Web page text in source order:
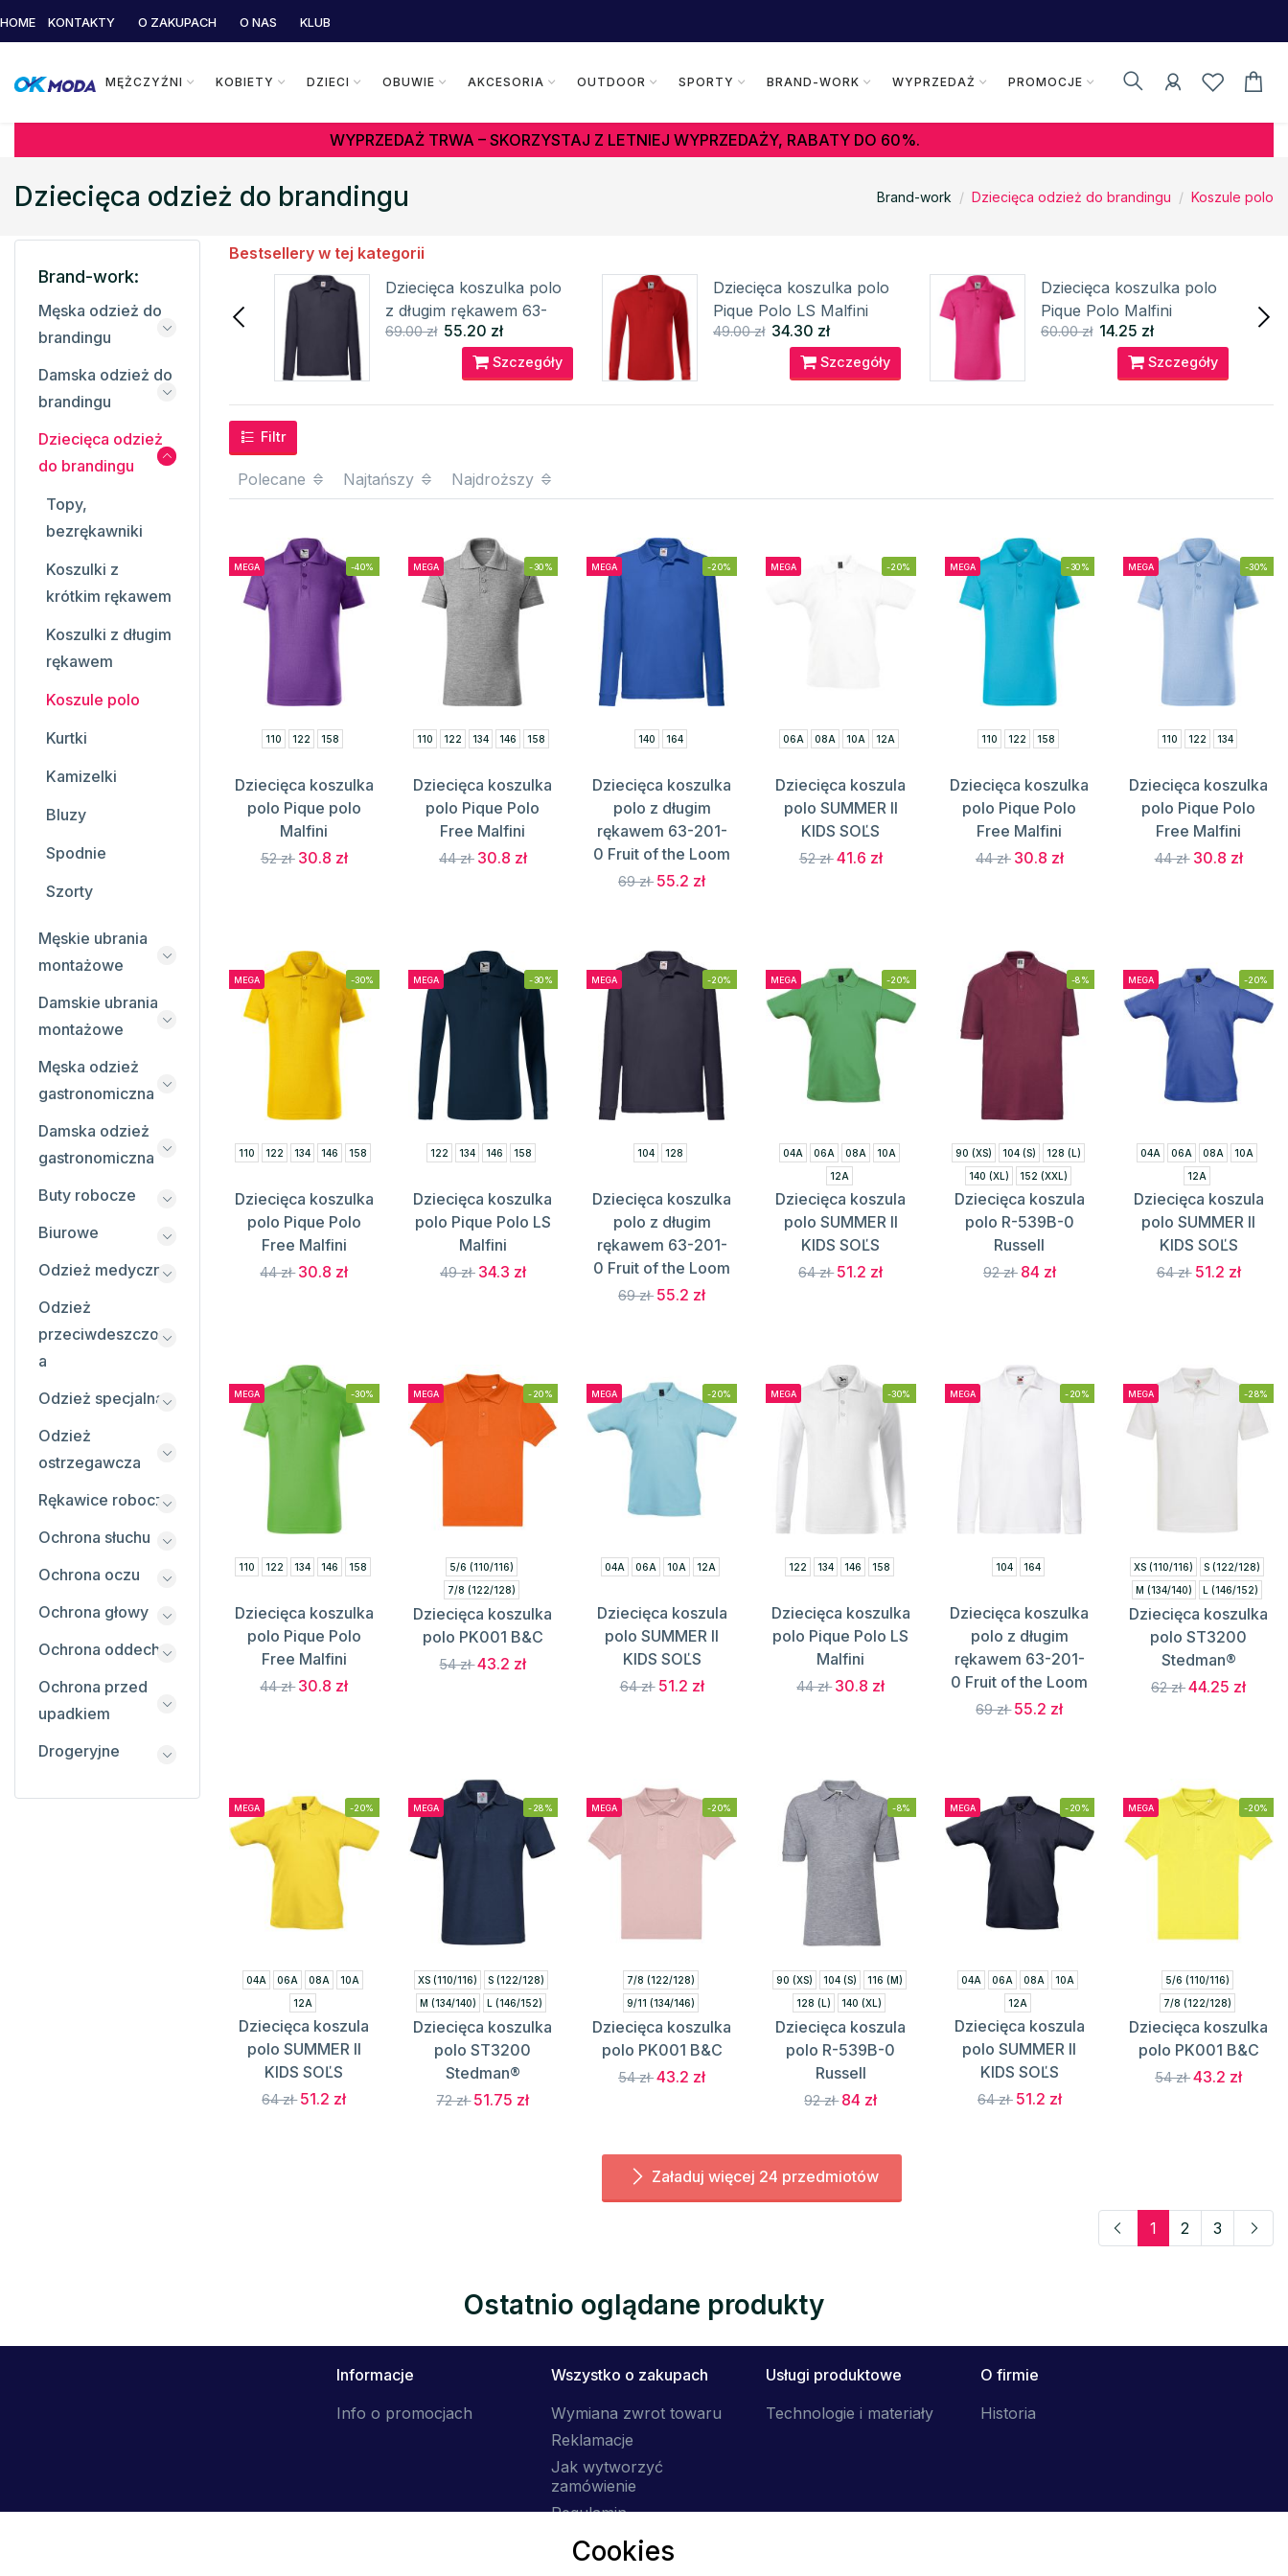
HOME KONTAKTY O ZAKUPACH O NAS KLUB
MĘŻCZYŹNI KOBIETY DZIECI OBUWIE AKCESORIA OUTDOOR SPORTY BRAND-WORK WYPRZEDAŻ PROMOCJE
WYPRZEDAŻ TRWA – SKORZYSTAJ Z LETNIEJ WYPRZEDAŻY, RABATY DO 60%.
Dziecięca odzież do brandingu Brand-work Dziecięca odzież do brandingu Koszule polo
Bestsellery w tej kategorii
Dziecięca koszula polo
JN070K
James&Nicholson
92.00 zł 71.20 zł
Dziecięca koszulka polo
z długim rękawem 63-
201-0 Fruit of the Loom
69.00 zł 55.20 zł
Szczegóły
Dziecięca koszulka polo
Pique Polo LS Malfini
49.00 zł 34.30 zł
Szczegóły
Dziecięca koszulka polo
Pique Polo Malfini
60.00 zł 14.25 zł
Szczegóły
Filtr
Polecane Najtańszy Najdroższy
MEGA -40%
110 122 158
Dziecięca koszulka
polo Pique polo
Malfini
52 zł 30.8 zł
MEGA -30%
110 122 134 146 158
Dziecięca koszulka
polo Pique Polo
Free Malfini
44 zł 30.8 zł
MEGA -20%
140 164
Dziecięca koszulka
polo z długim
rękawem 63-201-
0 Fruit of the Loom
69 zł 55.2 zł
MEGA -20%
06A 08A 10A 12A
Dziecięca koszula
polo SUMMER II
KIDS SOĽS
52 zł41.6 zł
MEGA -30%
110 122 158
Dziecięca koszulka
polo Pique Polo
Free Malfini
44 zł 30.8 zł
MEGA -30%
110 122 134
Dziecięca koszulka
polo Pique Polo
Free Malfini
44 zł 30.8 zł
MEGA -30%
110 122 134 146 158
Dziecięca koszulka
polo Pique Polo
Free Malfini
44 zł 30.8 zł
MEGA -30%
122 134 146 158
Dziecięca koszulka
polo Pique Polo LS
Malfini
49 zł 34.3 zł
MEGA -20%
104 128
Dziecięca koszulka
polo z długim
rękawem 63-201-
0 Fruit of the Loom
69 zł 55.2 zł
MEGA -20%
04A 06A 08A
10A
12A
Dziecięca koszula
polo SUMMER II
KIDS SOĽS
64 zł 51.2 zł
-8%
90 (XS) 104 (S)
128 (L)
140 (XL)
152 (XXL)
Dziecięca koszula
polo R-539B-0
Russell
92 zł 84 zł
MEGA -20%
04A 06A 08A
10A
12A
Dziecięca koszula
polo SUMMER II
KIDS SOĽS
64 zł 51.2 zł
MEGA -30%
110 122 134 146 158
Dziecięca koszulka
polo Pique Polo
Free Malfini
44 zł 30.8 zł
MEGA -20%
5/6 (110/116)
7/8 (122/128)
9/11 (134/146)
12/14 (152/164)
Dziecięca koszulka
polo PK001 B&C
54 zł43.2 zł
MEGA -20%
04A 06A 10A 12A
Dziecięca koszula
polo SUMMER II
KIDS SOĽS
64 zł 51.2 zł
MEGA -30%
122 134 146 158
Dziecięca koszulka
polo Pique Polo LS
Malfini
44 zł 30.8 zł
MEGA -20%
104 164
Dziecięca koszulka
polo z długim
rękawem 63-201-
0 Fruit of the Loom
69 zł 55.2 zł
MEGA -28%
XS (110/116)
S (122/128)
M (134/140)
L (146/152)
XL (158/164)
Dziecięca koszulka
polo ST3200
Stedman®
62 zł44.25 zł
MEGA -20%
04A 06A 08A
10A
12A
Dziecięca koszula
polo SUMMER II
KIDS SOĽS
64 zł 51.2 zł
MEGA -28%
XS (110/116)
S (122/128)
M (134/140)
L (146/152)
XL (158/164)
Dziecięca koszulka
polo ST3200
Stedman®
72 zł 51.75 zł
MEGA -20%
7/8 (122/128)
9/11 (134/146)
12/14 (152/164)
Dziecięca koszulka
polo PK001 B&C
54 zł43.2 zł
-8%
90 (XS) 104 (S)
116 (M)
128 (L)
140 (XL)
152 (XXL)
Dziecięca koszula
polo R-539B-0
Russell
92 zł 84 zł
MEGA -20%
04A 06A 08A
10A
12A
Dziecięca koszula
polo SUMMER II
KIDS SOĽS
64 zł 51.2 zł
MEGA -20%
5/6 (110/116)
7/8 (122/128)
9/11 (134/146)
12/14 (152/164)
Dziecięca koszulka
polo PK001 B&C
54 zł43.2 zł
Załaduj więcej 24 przedmiotów
1 2 3
Brand-work:
Męska odzież do
brandingu
Damska odzież do
brandingu
Dziecięca odzież
do brandingu
Topy,
bezrękawniki
Koszulki z
krótkim rękawem
Koszulki z długim
rękawem
Koszule polo
Kurtki
Kamizelki
Bluzy
Spodnie
Szorty
Męskie ubrania
montażowe
Damskie ubrania
montażowe
Męska odzież
gastronomiczna
Damska odzież
gastronomiczna
Buty robocze
Biurowe
Odzież medyczna
Odzież
przeciwdeszczow
a
Odzież specjalna
Odzież
ostrzegawcza
Rękawice robocze
Ochrona słuchu
Ochrona oczu
Ochrona głowy
Ochrona oddechu
Ochrona przed
upadkiem
Drogeryjne
Ostatnio oglądane produkty
Informacje
Info o promocjach
Wszystko o zakupach
Wymiana zwrot towaru
Reklamacje
Jak wytworzyć
zamówienie
Regulamin
Dostawa
Usługi produktowe
Technologie i materiały
O firmie
Historia
Cookies